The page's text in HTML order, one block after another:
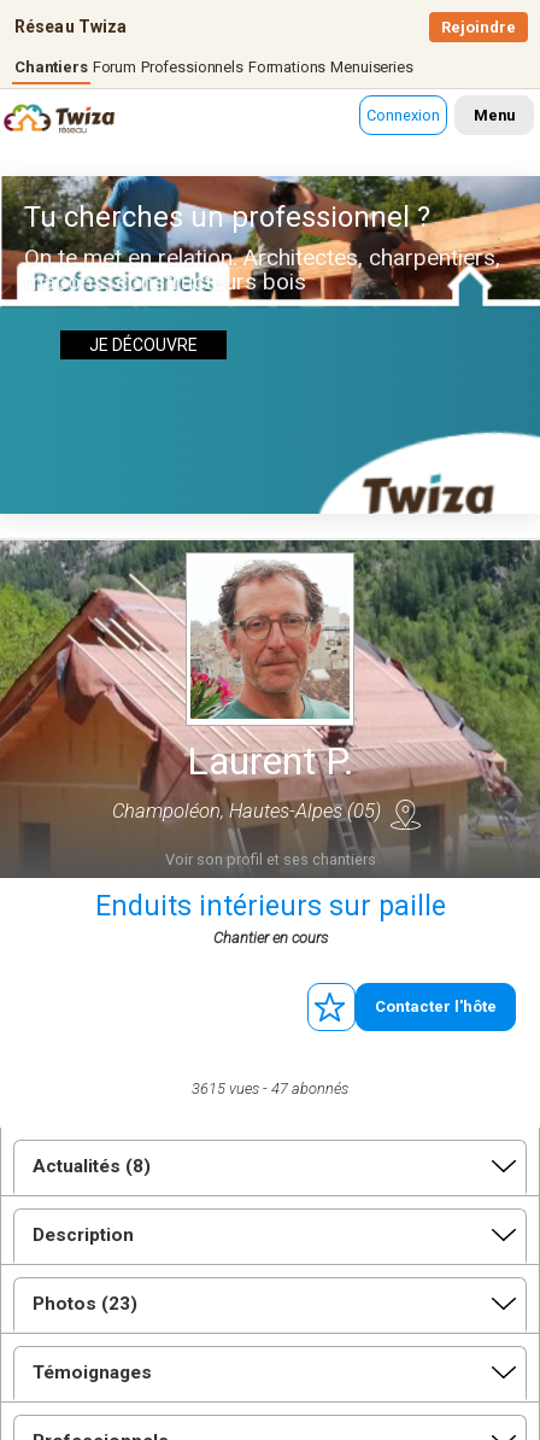
Réseau Twiza
Chantiers Forum Professionnels Formations Menuiseries
Rejoindre
Connexion Menu
Tu cherches un professionnel ?
On te met en relation. Architectes, charpentiers,
maçons, constructeurs bois
JE DÉCOUVRE
Laurent P.
Champoléon, Hautes-Alpes (05)
Voir son profil et ses chantiers
Enduits intérieurs sur paille
Chantier en cours
Contacter l'hôte
3615 vues 47 abonnés
Actualités (8)
Description
Photos (23)
Témoignages